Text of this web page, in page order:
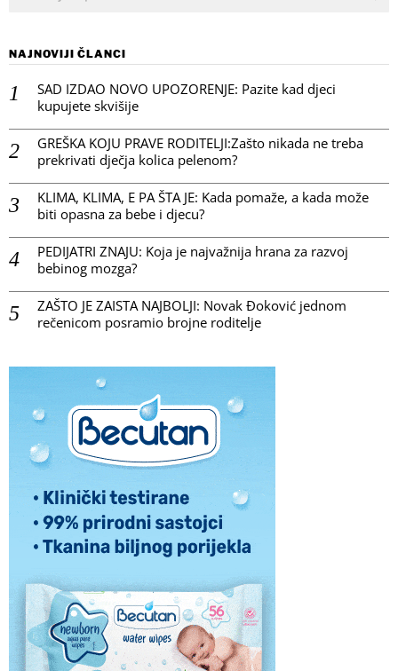
NAJNOVIJI ČLANCI
SAD IZDAO NOVO UPOZORENJE: Pazite kad djeci
kupujete skvišije
GREŠKA KOJU PRAVE RODITELJI:Zašto nikada ne treba
prekrivati dječja kolica pelenom?
KLIMA, KLIMA, E PA ŠTA JE: Kada pomaže, a kada može
biti opasna za bebe i djecu?
PEDIJATRI ZNAJU: Koja je najvažnija hrana za razvoj
bebinog mozga?
ZAŠTO JE ZAISTA NAJBOLJI: Novak Đoković jednom
rečenicom posramio brojne roditelje